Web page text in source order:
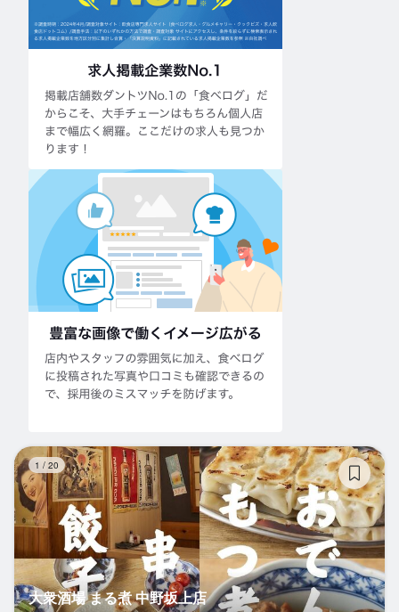
1 / 20
大衆酒場 まる煮 中野坂上店